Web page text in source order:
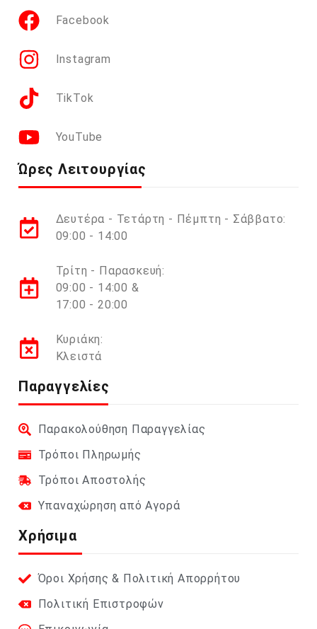
Facebook
Instagram
TikTok
YouTube
Ώρες Λειτουργίας
Δευτέρα - Τετάρτη - Πέμπτη - Σάββατο:
09:00 - 14:00
Τρίτη - Παρασκευή:
09:00 - 14:00 &
17:00 - 20:00
Κυριάκη:
Κλειστά
Παραγγελίες
Παρακολούθηση Παραγγελίας
Τρόποι Πληρωμής
Τρόποι Αποστολής
Υπαναχώρηση από Αγορά
Χρήσιμα
Όροι Χρήσης & Πολιτική Απορρήτου
Πολιτική Επιστροφών